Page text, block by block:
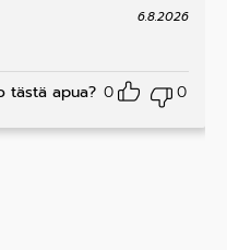
6.8.2026
tästä apua? 0 0